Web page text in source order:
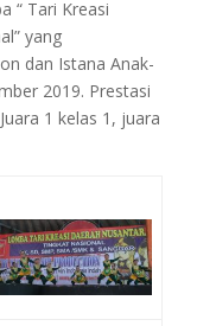
“ Tari Kreasi
yang
dan Istana Anak-
2019. Prestasi
1 kelas 1, juara